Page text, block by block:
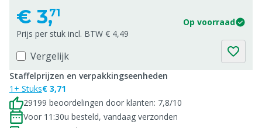
€ 3,71
Op voorraad
Prijs per stuk incl. BTW € 4,49
Vergelijk
Staffelprijzen en verpakkingseenheden
1+ Stuks€ 3,71
29199 beoordelingen door klanten: 7,8/10
Voor 11:30u besteld, vandaag verzonden